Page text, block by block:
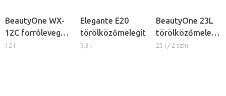
BeautyOne WX-
12C forrólevegős
sterilizátor
12 l
Elegante E20
törölközőmelegítő
0,8 l
BeautyOne 23L
törölközőmelegítő
UV-C
23 l / 2 szín